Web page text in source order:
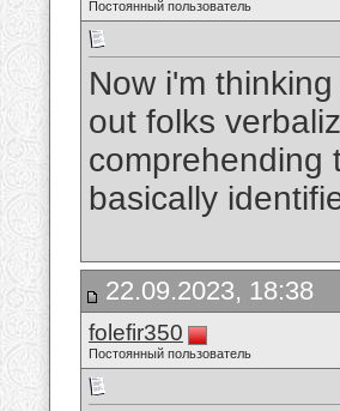
Постоянный пользователь
Now i'm
out folks
comprehending
basically
22.09.2023, 18:38
folefir350
Постоянный пользователь